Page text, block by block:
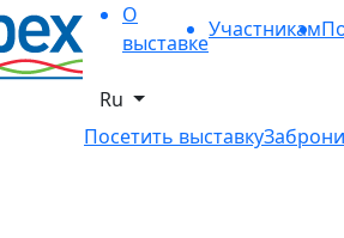
О
выставке
Участникам
Ru
Посетить выставку